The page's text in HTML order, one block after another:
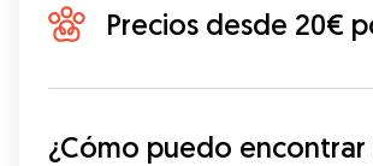
Precios desde 20€
¿Cómo puedo encontrar